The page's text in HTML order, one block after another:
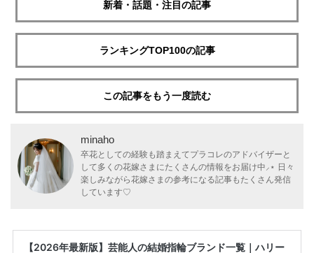
新着・話題・注目の記事
ランキングTOP100の記事
この記事をもう一度読む
minaho
卒花としての経験も踏まえてプラコレのアドバイザーと
して多くの花嫁さまにたくさんの情報をお届け中⸝⋆ 日々
楽しみながら花嫁さまの参考になる記事もたくさん発信
しています♡
【2026年最新版】芸能人の結婚指輪ブランド一覧｜ハリー